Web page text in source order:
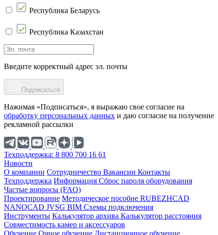
Республика Беларусь
Республика Казахстан
Введите корректный адрес эл. почты
Подписаться
Нажимая «Подписаться», я выражаю свое согласие на
обработку персональных данных и даю согласие на получение
рекламной рассылки
Техподдержка: 8 800 700 16 61
Новости
О компании Cотрудничество Вакансии Контакты
Техподдержка Информация Сброс пароля оборудования
Частые вопросы (FAQ)
Проектирование Методическое пособие RUBEZHCAD
NANOCAD JVSG BIM Схемы подключения
Инструменты Калькулятор архива Калькулятор расстояния
Совместимость камер и аксессуаров
Обучение Очное обучение Дистанционное обучение